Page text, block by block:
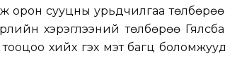
сууцны урьдчилгаа төлбөрөө
хэрэглээний төлбөрөө
хийх гэх мэт багц